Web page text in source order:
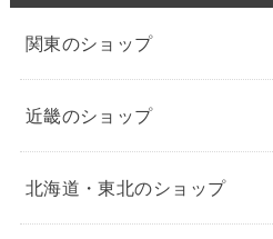
関東のショップ
近畿のショップ
北海道・東北のショップ